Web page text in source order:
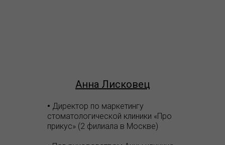
Анна Лисковец
• Директор по маркетингу
стоматологической клиники «Про
прикус» (2 филиала в Москве)